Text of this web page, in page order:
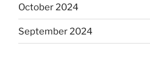
October 2024
September 2024